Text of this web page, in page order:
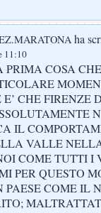
ha
11:10
PRIMA COSA
CHE FIRENZE
IL
VALLE
COME TUTTI I
PER QUESTO
PAESE COME IL